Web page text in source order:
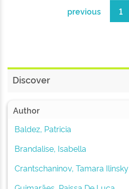
previous 1
Discover
Author
Baldez, Patricia
Brandalise, Isabella
Crantschaninov, Tamara Ilinsky